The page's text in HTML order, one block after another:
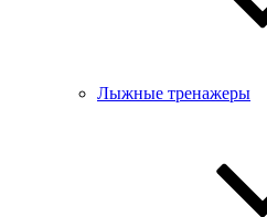
Лыжные тренажеры